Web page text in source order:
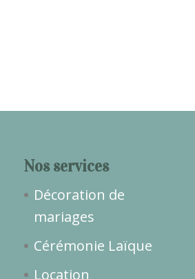
Nos services
Décoration de
mariages
Cérémonie Laïque
Location